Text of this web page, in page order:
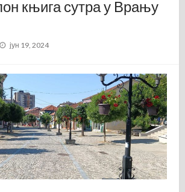
књига сутра у Врању
Posted
јун 19, 2024